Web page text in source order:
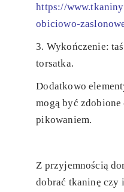
https://
obiciowo-
3. Wykończenie:
torsatka.
Dodatkowo
mogą być
pikowaniem.
Z przyjemnością
dobrać tkaninę czy